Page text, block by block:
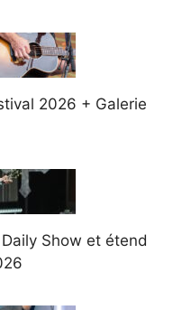
2026 + Galerie
Show et étend